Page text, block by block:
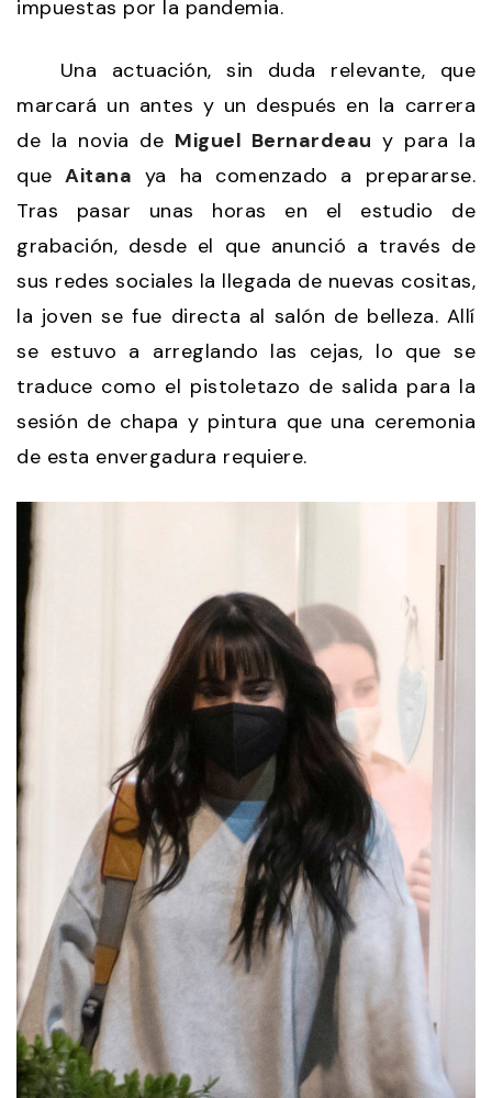
impuestas por la pandemia.
Una actuación, sin duda relevante, que
marcará un antes y un después en la carrera
de la novia de Miguel Bernardeau y para la
queAitana ya ha comenzado a prepararse.
Tras pasar unas horas en el estudio de
grabación, desde el que anunció a través de
sus redes sociales la llegada de nuevas cositas,
la joven se fue directa al salón de belleza. Allí
se estuvo a arreglando las cejas, lo que se
traduce como el pistoletazo de salida para la
sesión de chapa y pintura que una ceremonia
de esta envergadura requiere.